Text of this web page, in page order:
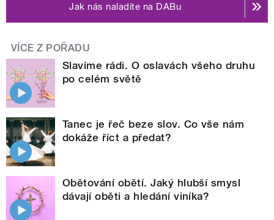
Jak nás naladíte na DABu
VÍCE Z POŘADU
Slavíme rádi. O oslavách všeho druhu
po celém světě
Tanec je řeč beze slov. Co vše nám
dokáže říct a předat?
Obětování obětí. Jaký hlubší smysl
dávají oběti a hledání viníka?